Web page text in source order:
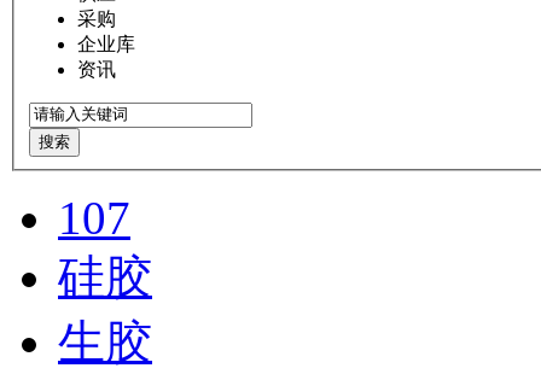
采购
企业库
资讯
搜索
107
硅胶
生胶